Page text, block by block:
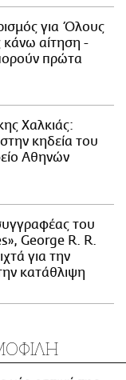
για Όλους
αίτηση -
πρώτα
Χαλκιάς:
κηδεία του
Αθηνών
του
George R. R.
για την
κατάθλιψη